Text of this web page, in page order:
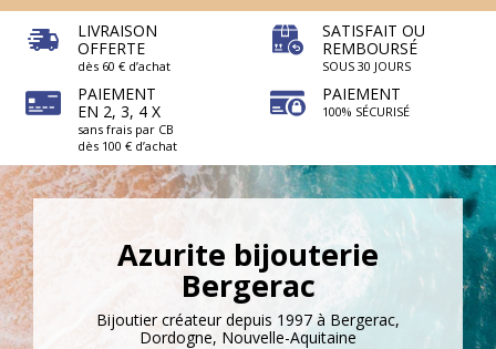
LIVRAISON
OFFERTE
dès 60 € d’achat
PAIEMENT
EN 2, 3, 4 X
sans frais par CB
dès 100 € d’achat
SATISFAIT OU
REMBOURSÉ
SOUS 30 JOURS
PAIEMENT
100% SÉCURISÉ
Azurite bijouterie
Bergerac
Bijoutier créateur depuis 1997 à Bergerac,
Dordogne, Nouvelle-Aquitaine